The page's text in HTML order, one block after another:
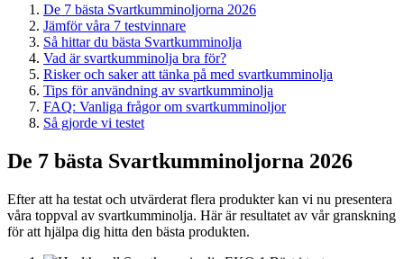
De 7 bästa Svartkumminoljorna 2026
Jämför våra 7 testvinnare
Så hittar du bästa Svartkumminolja
Vad är svartkumminolja bra för?
Risker och saker att tänka på med svartkumminolja
Tips för användning av svartkumminolja
FAQ: Vanliga frågor om svartkumminoljor
Så gjorde vi testet
De 7 bästa Svartkumminoljorna 2026
Efter att ha testat och utvärderat flera produkter kan vi nu presentera
våra toppval av svartkumminolja. Här är resultatet av vår granskning
för att hjälpa dig hitta den bästa produkten.